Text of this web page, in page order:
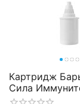
Картридж
Сила